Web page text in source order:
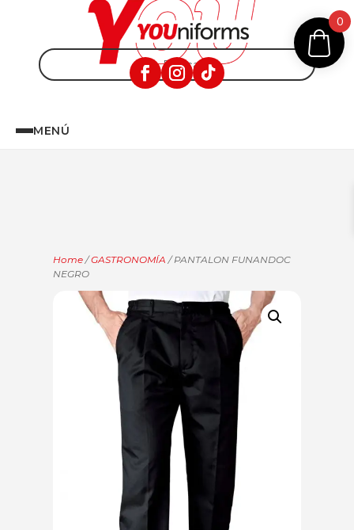
MENÚ
Home /GASTRONOMÍA / PANTALON FUNANDOC
NEGRO
0